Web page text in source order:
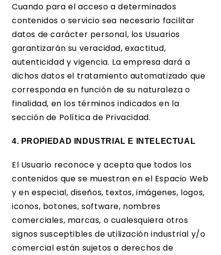
Cuando para el acceso a determinados
contenidos o servicio sea necesario facilitar
datos de carácter personal, los Usuarios
garantizarán su veracidad, exactitud,
autenticidad y vigencia. La empresa dará a
dichos datos el tratamiento automatizado que
corresponda en función de su naturaleza o
finalidad, en los términos indicados en la
sección de Política de Privacidad.
4. PROPIEDAD INDUSTRIAL E INTELECTUAL
El Usuario reconoce y acepta que todos los
contenidos que se muestran en el Espacio Web
y en especial, diseños, textos, imágenes, logos,
iconos, botones, software, nombres
comerciales, marcas, o cualesquiera otros
signos susceptibles de utilización industrial y/o
comercial están sujetos a derechos de